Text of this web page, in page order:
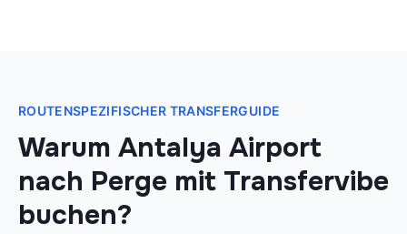
ROUTENSPEZIFISCHER TRANSFERGUIDE
Warum Antalya Airport
nach Perge mit Transfervibe
buchen?